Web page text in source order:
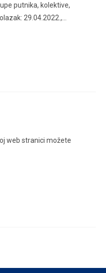
putnika, kolektive,
29.04.2022.,…
web stranici možete